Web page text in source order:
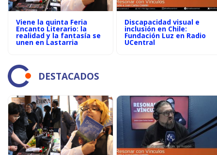
Viene la quinta Feria
Encanto Literario: la
realidad y la fantasía se
unen en Lastarria
Discapacidad visual e
inclusión en Chile:
Fundación Luz en Radio
UCentral
DESTACADOS